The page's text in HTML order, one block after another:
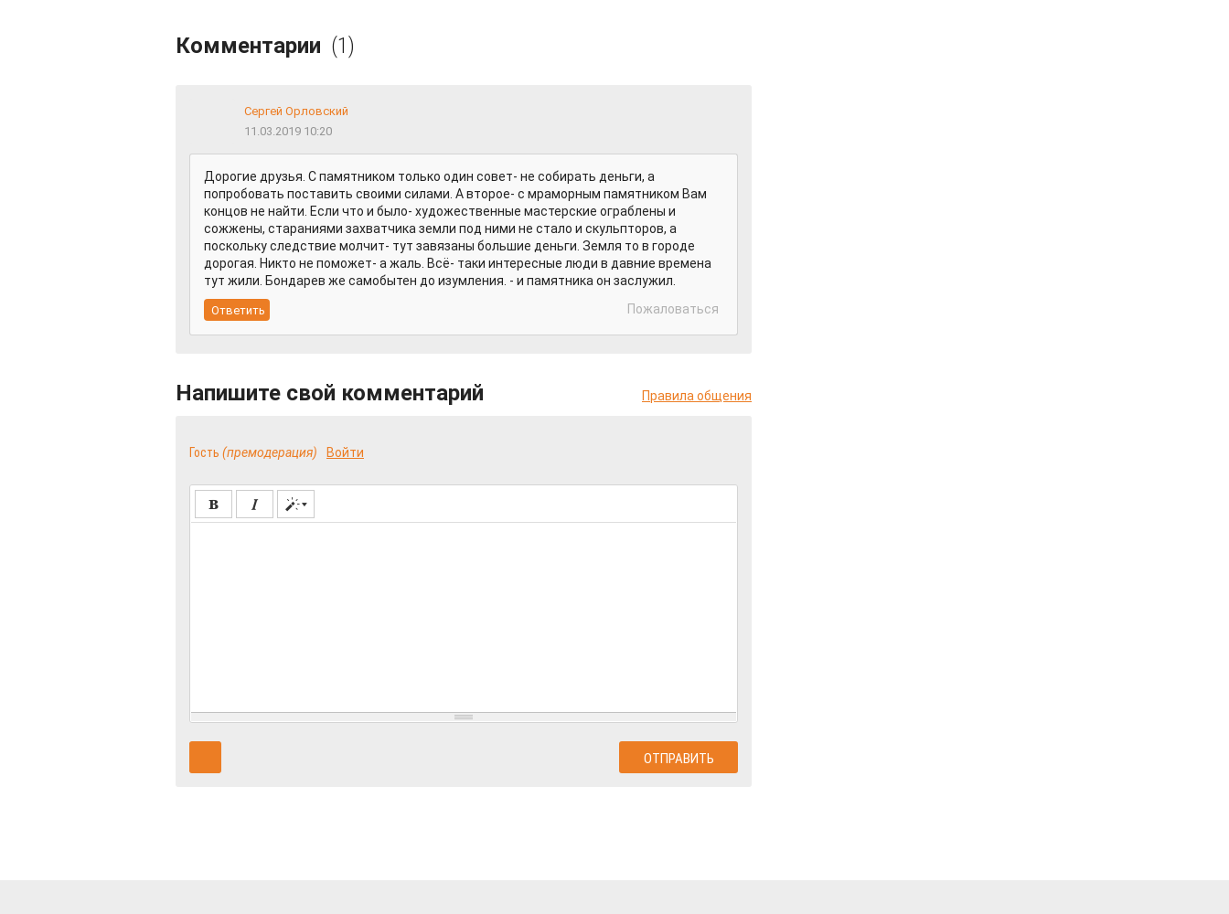
Комментарии (1)
Сергей Орловский
11.03.2019 10:20
Дорогие друзья. С памятником только один совет- не собирать деньги, а
попробовать поставить своими силами. А второе- с мраморным памятником Вам
концов не найти. Если что и было- художественные мастерские ограблены и
сожжены, стараниями захватчика земли под ними не стало и скульпторов, а
поскольку следствие молчит- тут завязаны большие деньги. Земля то в городе
дорогая. Никто не поможет- а жаль. Всё- таки интересные люди в давние времена
тут жили. Бондарев же самобытен до изумления. - и памятника он заслужил.
Пожаловаться
Напишите свой комментарий Правила общения
Гость (премодерация) Войти